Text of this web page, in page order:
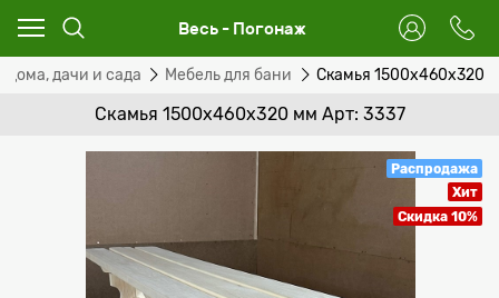
Весь - Погонаж
дома, дачи и сада Мебель для бани Скамья 1500х460х320
Скамья 1500х460х320 мм Арт: 3337
Распродажа
Хит
Скидка 10%